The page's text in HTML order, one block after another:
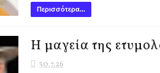
Περισσότερα...
Η μαγεία της
30.7.26